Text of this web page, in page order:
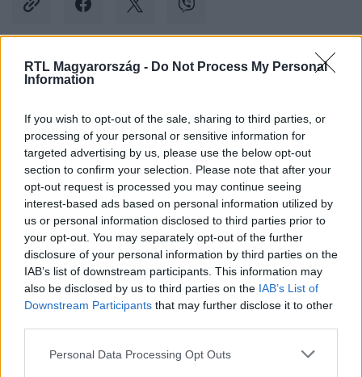
RTL Magyarország - Do Not Process My Personal
Information
If you wish to opt-out of the sale, sharing to third parties, or
processing of your personal or sensitive information for
targeted advertising by us, please use the below opt-out
section to confirm your selection. Please note that after your
opt-out request is processed you may continue seeing
interest-based ads based on personal information utilized by
us or personal information disclosed to third parties prior to
your opt-out. You may separately opt-out of the further
disclosure of your personal information by third parties on the
IAB’s list of downstream participants. This information may
also be disclosed by us to third parties on the IAB’s List of
Downstream Participants that may further disclose it to other
Please note that this website/app uses one or more Google
Personal Data Processing Opt Outs
Kövess minket, és értesülj a friss hírekről a
Követem
KÜLFÖLD OROSZ-UKRÁN HÁBORÚ # AUSZTRIA
#GÁZ # RUBEL # SZANKCIÓK